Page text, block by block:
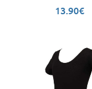
13.90€